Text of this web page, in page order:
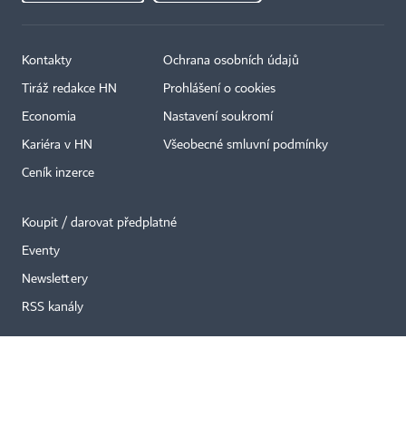
Kontakty
Tiráž redakce HN
Economia
Kariéra v HN
Ceník inzerce
Ochrana osobních údajů
Prohlášení o cookies
Nastavení soukromí
Všeobecné smluvní podmínky
Koupit / darovat předplatné
Eventy
Newslettery
RSS kanály